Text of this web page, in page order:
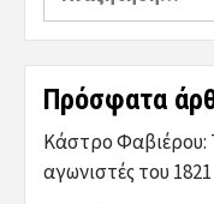
για:
Πρόσφατα
Κάστρο Φαβιέρου:
αγωνιστές του 1821